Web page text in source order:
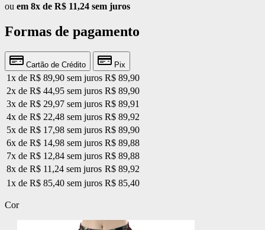
ou em 8x de R$ 11,24 sem juros
Formas de pagamento
Cartão de Crédito Pix
1x de R$ 89,90 sem juros R$ 89,90
2x de R$ 44,95 sem juros R$ 89,90
3x de R$ 29,97 sem juros R$ 89,91
4x de R$ 22,48 sem juros R$ 89,92
5x de R$ 17,98 sem juros R$ 89,90
6x de R$ 14,98 sem juros R$ 89,88
7x de R$ 12,84 sem juros R$ 89,88
8x de R$ 11,24 sem juros R$ 89,92
1x de R$ 85,40 sem juros R$ 85,40
Cor